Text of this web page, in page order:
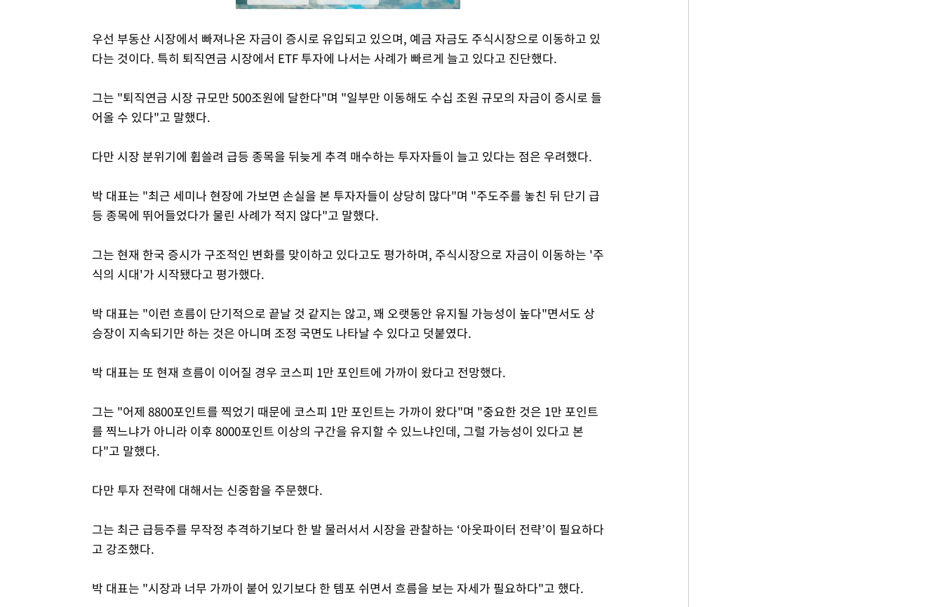
Mute
우선 부동산 시장에서 빠져나온 자금이 증시로 유입되고 있으며, 예금 자금도 주식시장으로 이동하고 있
다는 것이다. 특히 퇴직연금 시장에서 ETF 투자에 나서는 사례가 빠르게 늘고 있다고 진단했다.
그는 "퇴직연금 시장 규모만 500조원에 달한다"며 "일부만 이동해도 수십 조원 규모의 자금이 증시로 들
어올 수 있다"고 말했다.
다만 시장 분위기에 휩쓸려 급등 종목을 뒤늦게 추격 매수하는 투자자들이 늘고 있다는 점은 우려했다.
박 대표는 "최근 세미나 현장에 가보면 손실을 본 투자자들이 상당히 많다"며 "주도주를 놓친 뒤 단기 급
등 종목에 뛰어들었다가 물린 사례가 적지 않다"고 말했다.
그는 현재 한국 증시가 구조적인 변화를 맞이하고 있다고도 평가하며, 주식시장으로 자금이 이동하는 '주
식의 시대'가 시작됐다고 평가했다.
박 대표는 "이런 흐름이 단기적으로 끝날 것 같지는 않고, 꽤 오랫동안 유지될 가능성이 높다"면서도 상
승장이 지속되기만 하는 것은 아니며 조정 국면도 나타날 수 있다고 덧붙였다.
박 대표는 또 현재 흐름이 이어질 경우 코스피 1만 포인트에 가까이 왔다고 전망했다.
그는 "어제 8800포인트를 찍었기 때문에 코스피 1만 포인트는 가까이 왔다"며 "중요한 것은 1만 포인트
를 찍느냐가 아니라 이후 8000포인트 이상의 구간을 유지할 수 있느냐인데, 그럴 가능성이 있다고 본
다"고 말했다.
다만 투자 전략에 대해서는 신중함을 주문했다.
그는 최근 급등주를 무작정 추격하기보다 한 발 물러서서 시장을 관찰하는 ‘아웃파이터 전략’이 필요하다
고 강조했다.
박 대표는 "시장과 너무 가까이 붙어 있기보다 한 템포 쉬면서 흐름을 보는 자세가 필요하다"고 했다.